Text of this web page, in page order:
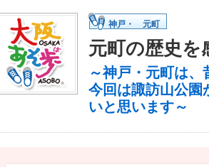
神戸・ 元町
元町の歴史を
～神戸・元町は
今回は諏訪山公園
いと思います～